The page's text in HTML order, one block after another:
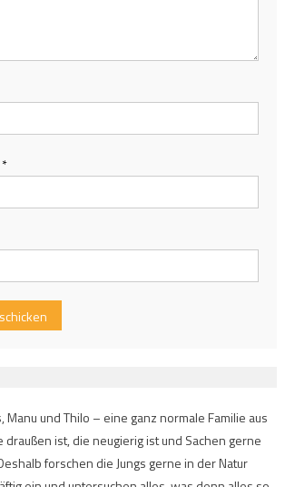
*
Manu und Thilo – eine ganz normale Familie aus
draußen ist, die neugierig ist und Sachen gerne
forschen die Jungs gerne in der Natur